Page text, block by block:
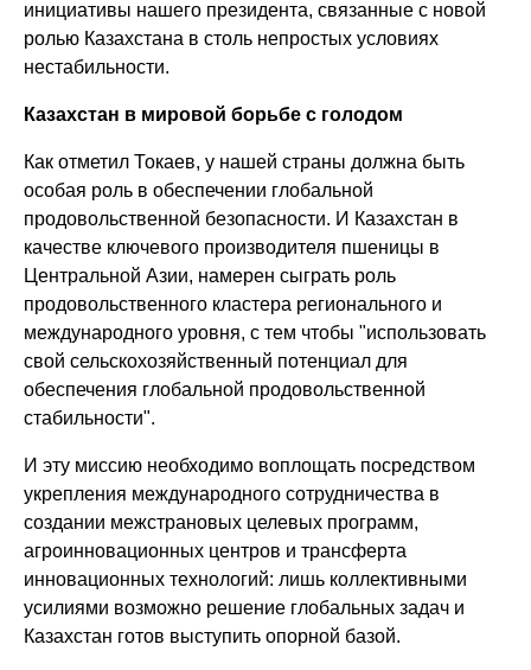
инициативы нашего президента, связанные с новой
ролью Казахстана в столь непростых условиях
нестабильности.
Казахстан в мировой борьбе с голодом
Как отметил Токаев, у нашей страны должна быть
особая роль в обеспечении глобальной
продовольственной безопасности. И Казахстан в
качестве ключевого производителя пшеницы в
Центральной Азии, намерен сыграть роль
продовольственного кластера регионального и
международного уровня, с тем чтобы "использовать
свой сельскохозяйственный потенциал для
обеспечения глобальной продовольственной
стабильности".
И эту миссию необходимо воплощать посредством
укрепления международного сотрудничества в
создании межстрановых целевых программ,
агроинновационных центров и трансферта
инновационных технологий: лишь коллективными
усилиями возможно решение глобальных задач и
Казахстан готов выступить опорной базой.